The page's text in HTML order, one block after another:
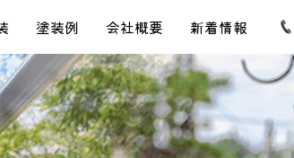
塗装例 会社概要 新着情報